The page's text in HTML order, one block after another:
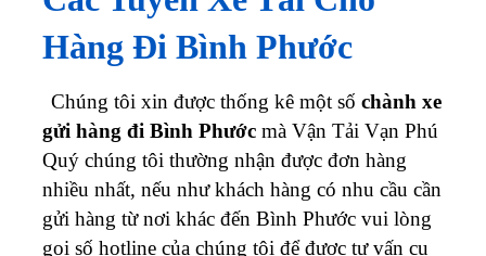
Hàng Đi Bình Phước
Chúng tôi xin được thống kê một số chành xe
gửi hàng đi Bình Phước mà Vận Tải Vạn Phú
Quý chúng tôi thường nhận được đơn hàng
nhiều nhất, nếu như khách hàng có nhu cầu cần
gửi hàng từ nơi khác đến Bình Phước vui lòng
gọi số hotline của chúng tôi để được tư vấn cụ